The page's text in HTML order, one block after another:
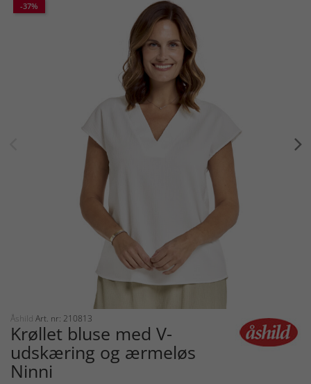
-37%
Åshild Art. nr: 210813
Krøllet bluse med V-
udskæring og ærmeløs
Ninni